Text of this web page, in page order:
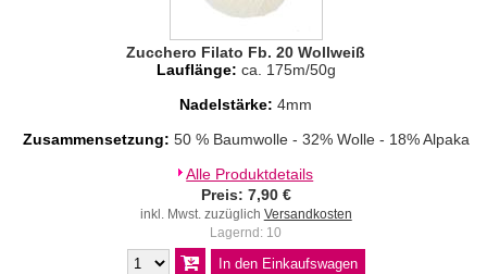
Zucchero Filato Fb. 20 Wollweiß
Lauflänge: ca. 175m/50g
Nadelstärke: 4mm
Zusammensetzung: 50 % Baumwolle - 32% Wolle - 18% Alpaka
Alle Produktdetails
Preis: 7,90 €
inkl. Mwst. zuzüglich Versandkosten
Lagernd: 10